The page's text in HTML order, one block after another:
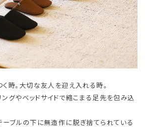
時。大切な友人を迎え入れる時。
グやベッドサイドで縮こまる足先を包み込
ーブルの下に無造作に脱ぎ捨てられている